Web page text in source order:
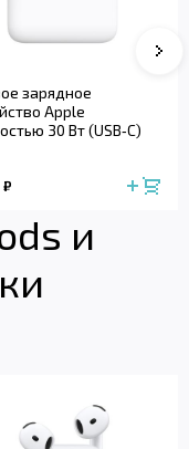
зарядное
Apple
30 Вт (USB‑C)
₽
и